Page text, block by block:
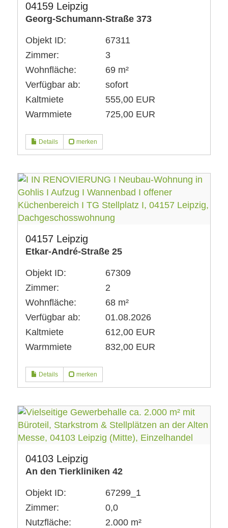
04159 Leipzig
Georg-Schumann-Straße 373
Objekt ID:
67311
Zimmer:
3
Wohnfläche:
69 m²
Verfügbar ab:
sofort
Kaltmiete
555,00 EUR
Warmmiete
725,00 EUR
Details merken
04157 Leipzig
Etkar-André-Straße 25
Objekt ID:
67309
Zimmer:
2
Wohnfläche:
68 m²
Verfügbar ab:
01.08.2026
Kaltmiete
612,00 EUR
Warmmiete
832,00 EUR
Details merken
04103 Leipzig
An den Tierkliniken 42
Objekt ID:
67299_1
Zimmer:
0,0
Nutzfläche:
2.000 m²